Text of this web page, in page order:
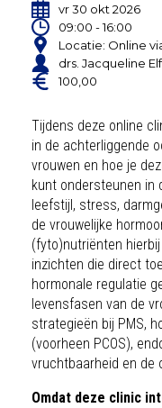
vr 30 okt 2026
09:00 - 16:00
Locatie: Online
drs. Jacqueline
100,00
Tijdens deze online
in de achterliggende
vrouwen en hoe je
kunt ondersteunen in
leefstijl, stress,
de vrouwelijke
(fyto)nutriënten
inzichten die direct
hormonale regulatie
levensfasen van de
strategieën bij PMS,
(voorheen PCOS),
vruchtbaarheid en de
Omdat deze clinic